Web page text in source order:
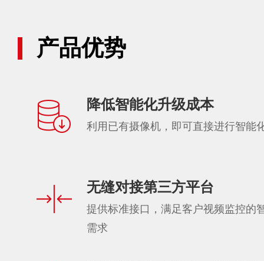
产品优势
降低智能化升级成本
利用已有摄像机，即可直接进行智能
无缝对接第三方平台
提供标准接口，满足客户视频监控的
需求